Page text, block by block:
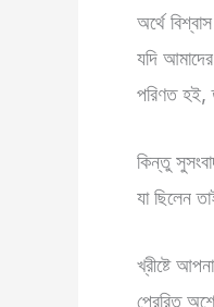
অর্থে
যদি
পরিণত হই,
কিন্তু
যা ছিলেন
খ্রীষ্টে
প্রেরিত